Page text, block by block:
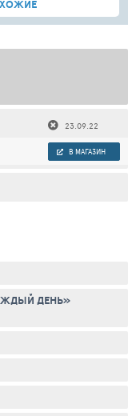
23.09.22
В МАГАЗИН
ДЕНЬ»